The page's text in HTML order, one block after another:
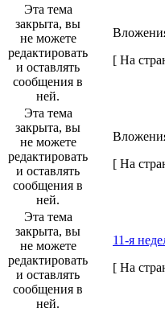
Эта тема
закрыта, вы
не можете
редактировать
и оставлять
сообщения в
ней.
[ На
Эта тема
закрыта, вы
не можете
редактировать
и оставлять
сообщения в
ней.
[ На
Эта тема
закрыта, вы
не можете
редактировать
и оставлять
сообщения в
ней.
11-я
[ На